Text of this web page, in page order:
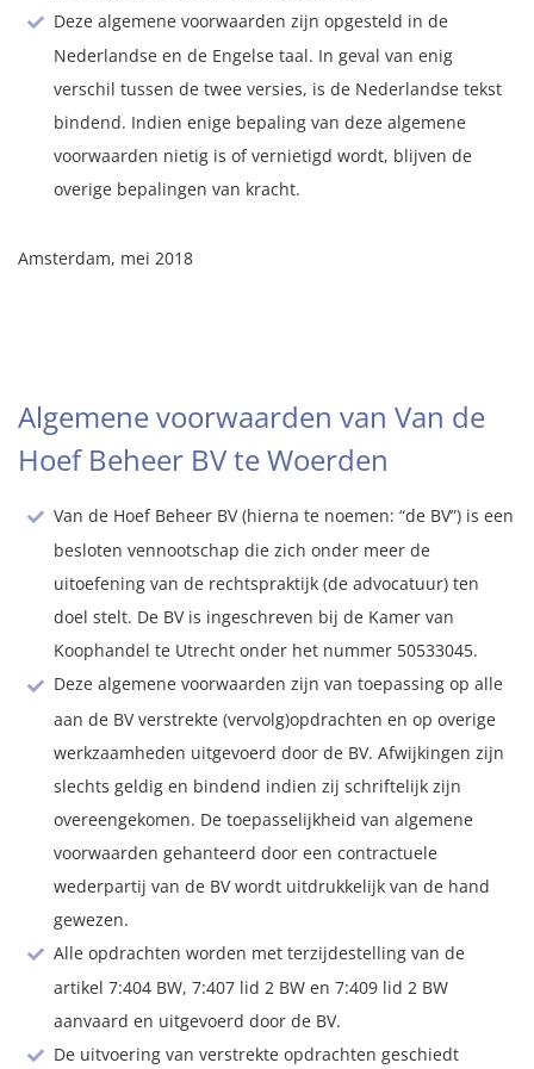
Deze algemene voorwaarden zijn opgesteld in de
Nederlandse en de Engelse taal. In geval van enig
verschil tussen de twee versies, is de Nederlandse tekst
bindend. Indien enige bepaling van deze algemene
voorwaarden nietig is of vernietigd wordt, blijven de
overige bepalingen van kracht.
Amsterdam, mei 2018
Algemene voorwaarden van Van de
Hoef Beheer BV te Woerden
Van de Hoef Beheer BV (hierna te noemen: “de BV”) is een
besloten vennootschap die zich onder meer de
uitoefening van de rechtspraktijk (de advocatuur) ten
doel stelt. De BV is ingeschreven bij de Kamer van
Koophandel te Utrecht onder het nummer 50533045.
Deze algemene voorwaarden zijn van toepassing op alle
aan de BV verstrekte (vervolg)opdrachten en op overige
werkzaamheden uitgevoerd door de BV. Afwijkingen zijn
slechts geldig en bindend indien zij schriftelijk zijn
overeengekomen. De toepasselijkheid van algemene
voorwaarden gehanteerd door een contractuele
wederpartij van de BV wordt uitdrukkelijk van de hand
gewezen.
Alle opdrachten worden met terzijdestelling van de
artikel 7:404 BW, 7:407 lid 2 BW en 7:409 lid 2 BW
aanvaard en uitgevoerd door de BV.
De uitvoering van verstrekte opdrachten geschiedt